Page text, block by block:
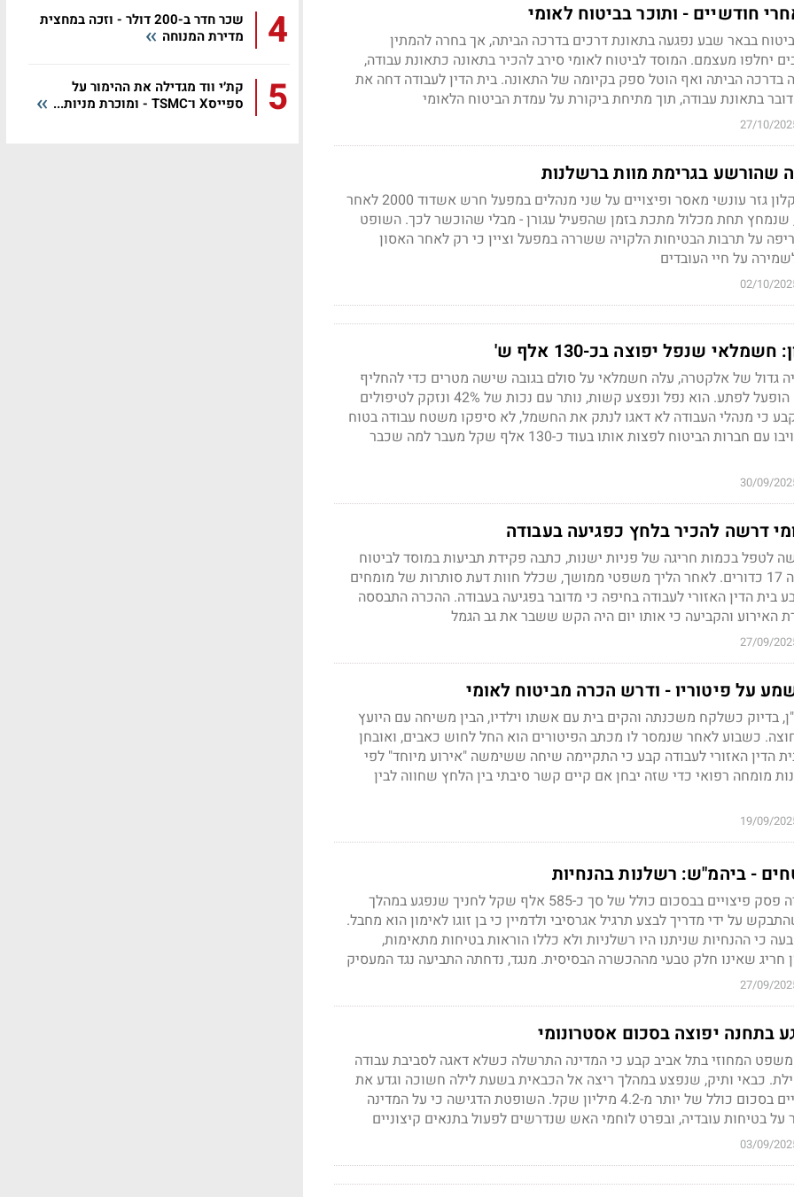
חודשיים - ותוכר בביטוח לאומי
בבאר שבע נפגעה בתאונת דרכים בדרכה הביתה, אך בחרה להמתין
יחלפו מעצמם. המוסד לביטוח לאומי סירב להכיר בתאונה כתאונת עבודה,
הביתה ואף הוטל ספק בקיומה של התאונה. בית הדין לעבודה דחה את
בתאונת עבודה, תוך מתיחת ביקורת על עמדת הביטוח הלאומי
27/10/
שהורשע בגרימת מוות ברשלנות
בית משפט השלום באשקלון גזר עונשי מאסר ופיצויים על שני מנהלים במפעל חרש אשדוד 2000 לאחר
שנמחץ תחת מכלול מתכת בזמן שהפעיל עגורן - מבלי שהוכשר לכך. השופט
על תרבות הבטיחות הלקויה ששררה במפעל וציין כי רק לאחר האסון
על חיי העובדים
02/10/
שנפל יפוצה בכ-130 אלף ש'
גדול של אלקטרה, עלה חשמלאי על סולם בגובה שישה מטרים כדי להחליף
מנורה והתחשמל כשזרם הופעל לפתע. הוא נפל ונפצע קשות, נותר עם נכות של 42% ונזקק לטיפולים
כי מנהלי העבודה לא דאגו לנתק את החשמל, לא סיפקו משטח עבודה בטוח
ולא פיקחו כראוי, ולכן חויבו עם חברות הביטוח לפצות אותו בעוד כ-130 אלף שקל מעבר למה שכבר
30/09/
דרשה להכיר בלחץ כפגיעה בעבודה
לטפל בכמות חריגה של פניות ישנות, כתבה פקידת תביעות במוסד לביטוח
לאומי מכתב פרידה ונטלה 17 כדורים. לאחר הליך משפטי ממושך, שכלל חוות דעת סותרות של מומחים
בית הדין האזורי לעבודה בחיפה כי מדובר בפגיעה בעבודה. ההכרה התבססה
האירוע והקביעה כי אותו יום היה הקש ששבר את גב הגמל
27/09/
על פיטוריו - ודרש הכרה מביטוח לאומי
בדיוק כשלקח משכנתה והקים בית עם אשתו וילדיו, הבין משיחה עם היועץ
כשבוע לאחר שנמסר לו מכתב הפיטורים הוא החל לחוש כאבים, ואובחן
הדין האזורי לעבודה קבע כי התקיימה שיחה ששימשה "אירוע מיוחד" לפי
מומחה רפואי כדי שזה יבחן אם קיים קשר סיבתי בין הלחץ שחווה לבין
19/09/
- ביהמ"ש: רשלנות בהנחיות
בית משפט השלום בנתניה פסק פיצויים בבסכום כולל של סך כ-585 אלף שקל לחניך שנפגע במהלך
על ידי מדריך לבצע תרגיל אגרסיבי ולדמיין כי בן זוגו לאימון הוא מחבל.
כי ההנחיות שניתנו היו רשלניות ולא כללו הוראות בטיחות מתאימות,
חריג שאינו חלק טבעי מההכשרה הבסיסית. מנגד, נדחתה התביעה נגד המעסיק
27/09/
בתחנה יפוצה בסכום אסטרונומי
המחוזי בתל אביב קבע כי המדינה התרשלה כשלא דאגה לסביבת עבודה
כבאי ותיק, שנפצע במהלך ריצה אל הכבאית בשעת לילה חשוכה וגדע את
הקריירה שלו, יקבל פיצויים בסכום כולל של יותר מ-4.2 מיליון שקל. השופטת הדגישה כי על המדינה
בטיחות עובדיה, ובפרט לוחמי האש שנדרשים לפעול בתנאים קיצוניים
03/09/
4
שכר חדר ב-200 דולר - וזכה במחצית
מדירת המנוחה
5
קת׳י ווד מגדילה את ההימור על
ספייסX ו־TSMC - ומוכרת מניות...